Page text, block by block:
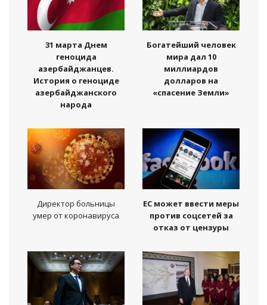
31 марта Днем
геноцида
азербайджанцев.
История о геноциде
азербайджанского
народа
Богатейший человек
мира дал 10
миллиардов
долларов на
«спасение Земли»
Директор больницы
умер от коронавируса
ЕС может ввести меры
против соцсетей за
отказ от цензуры